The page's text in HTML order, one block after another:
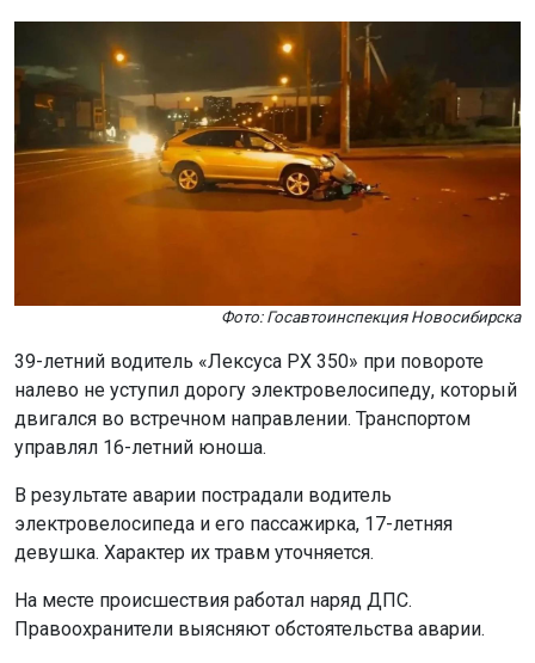
Фото: Госавтоинспекция Новосибирска
39-летний водитель «Лексуса РХ 350» при повороте
налево не уступил дорогу электровелосипеду, который
двигался во встречном направлении. Транспортом
управлял 16-летний юноша.
В результате аварии пострадали водитель
электровелосипеда и его пассажирка, 17-летняя
девушка. Характер их травм уточняется.
На месте происшествия работал наряд ДПС.
Правоохранители выясняют обстоятельства аварии.